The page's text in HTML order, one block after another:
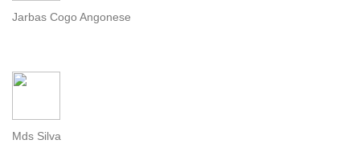
Jarbas Cogo Angonese
Mds Silva